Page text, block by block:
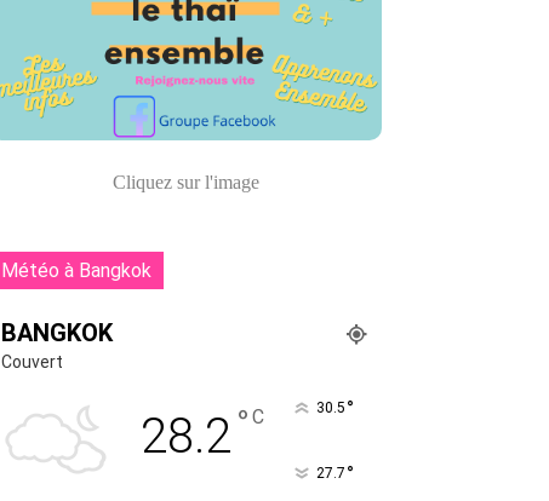
Cliquez sur l'image
Météo à Bangkok
BANGKOK
Couvert
28.2 ° C 30.5 °
27.7 °